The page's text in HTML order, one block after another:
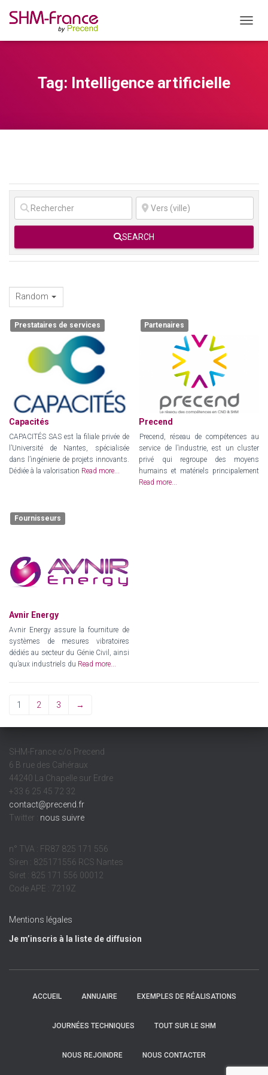
Tag: Intelligence artificielle
SEARCH
Random
Prestataires de services
Capacités
CAPACITÉS SAS est la filiale privée de
l’Université de Nantes, spécialisée
dans l’ingénierie de projets innovants.
Dédiée à la valorisation Read more...
Partenaires
Precend
Precend, réseau de compétences au
service de l’industrie, est un cluster
privé qui regroupe des moyens
humains et matériels principalement
Read more...
Fournisseurs
Avnir Energy
Avnir Energy assure la fourniture de
systèmes de mesures vibratoires
dédiés au secteur du Génie Civil, ainsi
qu’aux industriels du Read more...
1 2 3 →
SHM-France c/o Precend
6 B rue des Cahéraux
44240 La Chapelle sur Erdre
+33 6 25 45 72 32
contact@precend.fr
Twitter : nous suivre
n° TVA : FR87 825 171 556
Siren : 825171556 RCS Nantes
Siret : 825 171 556 00012
Code APE : 7219Z
Mentions légales
Je m’inscris à la liste de diffusion
ACCUEIL ANNUAIRE EXEMPLES DE RÉALISATIONS
JOURNÉES TECHNIQUES TOUT SUR LE SHM
NOUS REJOINDRE NOUS CONTACTER